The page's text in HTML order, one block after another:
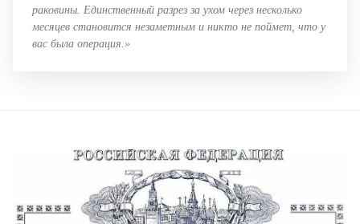
раковины. Единственный разрез за ухом через несколько
месяцев становится незаметным и никто не поймет, что у
вас была операция.»